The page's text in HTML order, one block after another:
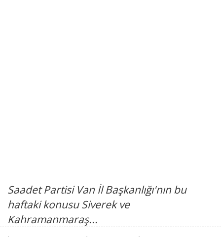
Saadet Partisi Van İl Başkanlığı'nın bu
haftaki konusu Siverek ve
Kahramanmaraş...